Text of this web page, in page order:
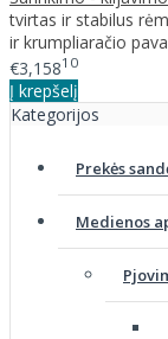
tvirtas ir stabilus
ir krumpliaračio
€3,15810
Į krepšelį
Kategorijos
Prekės
Medienos